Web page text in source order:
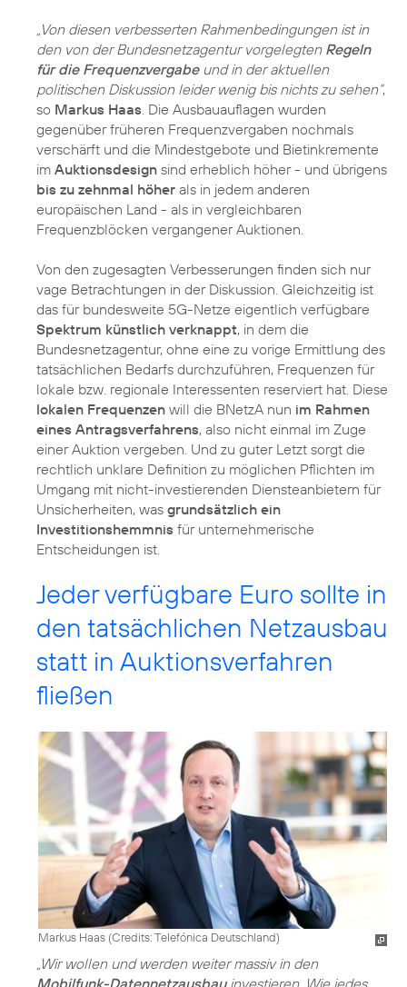
„Von diesen verbesserten Rahmenbedingungen ist in
den von der Bundesnetzagentur vorgelegtenRegeln
für die Frequenzvergabeund in der aktuellen
politischen Diskussion leider wenig bis nichts zu sehen“,
so Markus Haas. Die Ausbauauflagen wurden
gegenüber früheren Frequenzvergaben nochmals
verschärft und die Mindestgebote und Bietinkremente
im Auktionsdesign sind erheblich höher - und übrigens
bis zu zehnmal höher als in jedem anderen
europäischen Land - als in vergleichbaren
Frequenzblöcken vergangener Auktionen.
Von den zugesagten Verbesserungen finden sich nur
vage Betrachtungen in der Diskussion. Gleichzeitig ist
das für bundesweite 5G-Netze eigentlich verfügbare
Spektrum künstlich verknappt, in dem die
Bundesnetzagentur, ohne eine zu vorige Ermittlung des
tatsächlichen Bedarfs durchzuführen, Frequenzen für
lokale bzw. regionale Interessenten reserviert hat. Diese
lokalen Frequenzen will die BNetzA nun im Rahmen
eines Antragsverfahrens, also nicht einmal im Zuge
einer Auktion vergeben. Und zu guter Letzt sorgt die
rechtlich unklare Definition zu möglichen Pflichten im
Umgang mit nicht-investierenden Diensteanbietern für
Unsicherheiten, was grundsätzlich ein
Investitionshemmnis für unternehmerische
Entscheidungen ist.
Jeder verfügbare Euro sollte in
den tatsächlichen Netzausbau
statt in Auktionsverfahren
fließen
Markus Haas (Credits: Telefónica Deutschland)
„Wir wollen und werden weiter massiv in den
Mobilfunk-Datennetzausbauinvestieren. Wie jedes